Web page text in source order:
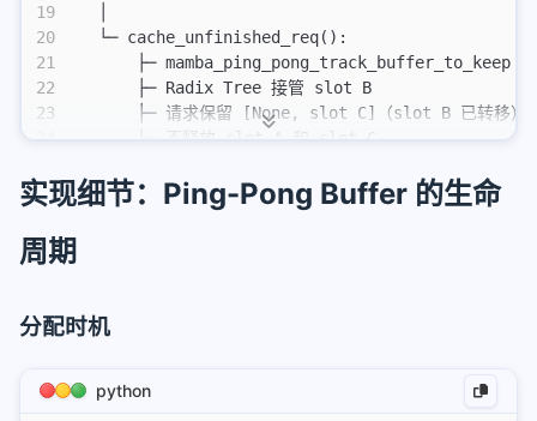
19
20
21
22
23
26
27
28
29
31
32
34
   └─ cache_unfinished_req():
├─ mamba_ping_pong_track_buffer_to_keep =
       ├─ Radix Tree 接管 slot B
       ├─ 请求保留 [None, slot C]（slot B 已转移）
3. Chunk 2: tokens[512:1024]
   │
   ├─ Forward 计算，更新 slot A
   │
   │   ├─ 状态写入 track_buffer[1] (slot C)
   │   └─ mamba_next_track_idx = 0
   └─ cache_unfinished_req():
实现细节：Ping-Pong Buffer 的生命
周期
分配时机
python